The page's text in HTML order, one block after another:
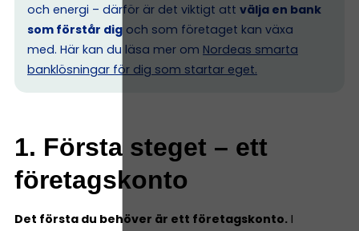
och energi – därför är det viktigt att välja en bank
som förstår dig och som företaget kan växa
med. Här kan du läsa mer om Nordeas smarta
banklösningar för dig som startar eget.
1. Första steget – ett
företagskonto
Det första du behöver är ett företagskonto. I